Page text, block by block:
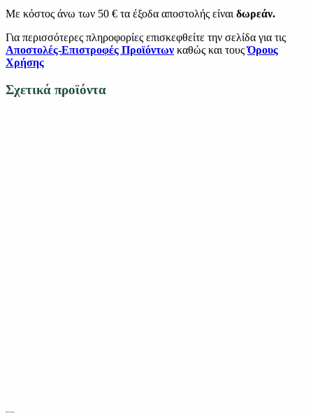
Με κόστος άνω των 50 € τα έξοδα αποστολής είναι δωρεάν.
Για περισσότερες πληροφορίες επισκεφθείτε την σελίδα για τις
Αποστολές-Επιστροφές Προϊόντων καθώς και τουςΌρους
Χρήσης
Σχετικά προϊόντα